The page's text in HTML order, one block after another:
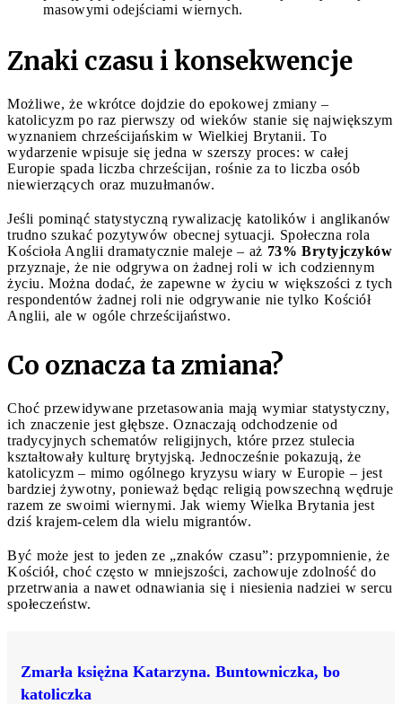
masowymi odejściami wiernych.
Znaki czasu i konsekwencje
Możliwe, że wkrótce dojdzie do epokowej zmiany –
katolicyzm po raz pierwszy od wieków stanie się największym
wyznaniem chrześcijańskim w Wielkiej Brytanii. To
wydarzenie wpisuje się jedna w szerszy proces: w całej
Europie spada liczba chrześcijan, rośnie za to liczba osób
niewierzących oraz muzułmanów.
Jeśli pominąć statystyczną rywalizację katolików i anglikanów
trudno szukać pozytywów obecnej sytuacji. Społeczna rola
Kościoła Anglii dramatycznie maleje – aż 73% Brytyjczyków
przyznaje, że nie odgrywa on żadnej roli w ich codziennym
życiu. Można dodać, że zapewne w życiu w większości z tych
respondentów żadnej roli nie odgrywanie nie tylko Kościół
Anglii, ale w ogóle chrześcijaństwo.
Co oznacza ta zmiana?
Choć przewidywane przetasowania mają wymiar statystyczny,
ich znaczenie jest głębsze. Oznaczają odchodzenie od
tradycyjnych schematów religijnych, które przez stulecia
kształtowały kulturę brytyjską. Jednocześnie pokazują, że
katolicyzm – mimo ogólnego kryzysu wiary w Europie – jest
bardziej żywotny, ponieważ będąc religią powszechną wędruje
razem ze swoimi wiernymi. Jak wiemy Wielka Brytania jest
dziś krajem-celem dla wielu migrantów.
Być może jest to jeden ze „znaków czasu”: przypomnienie, że
Kościół, choć często w mniejszości, zachowuje zdolność do
przetrwania a nawet odnawiania się i niesienia nadziei w sercu
społeczeństw.
Zmarła księżna Katarzyna. Buntowniczka, bo
katoliczka